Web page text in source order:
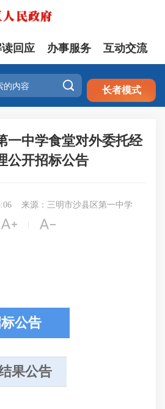
注册 登录
回应 办事服务 互动交流
 长者模式
一中学食堂对外委托经
公开招标公告
来源：三明市沙县区第一中学
 
公告
果公告